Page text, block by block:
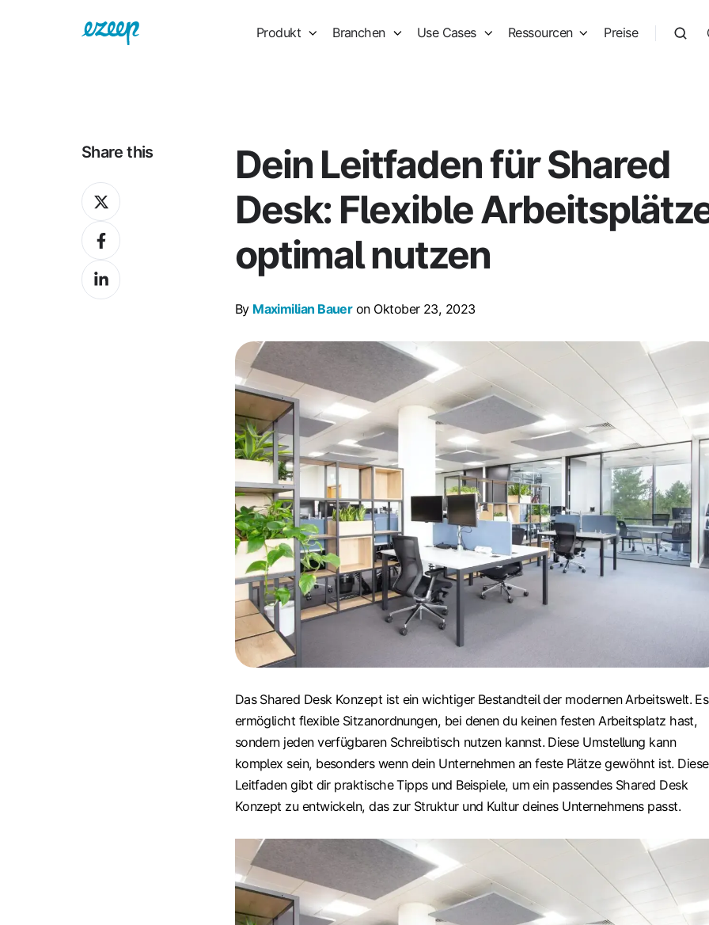
Produkt Branchen Use Cases Ressourcen Preise
Dein Leitfaden für Shared
Desk: Flexible
optimal nutzen
By Maximilian Baueron Oktober 23, 2023
Das Shared Desk Konzept ist ein wichtiger Bestandteil der modernen Arbeitswelt. Es
ermöglicht flexible Sitzanordnungen, bei denen du keinen festen Arbeitsplatz hast,
sondern jeden verfügbaren Schreibtisch nutzen kannst. Diese Umstellung kann
komplex sein, besonders wenn dein Unternehmen an feste Plätze gewöhnt ist.
Leitfaden gibt dir praktische Tipps und Beispiele, um ein passendes Shared Desk
Konzept zu entwickeln, das zur Struktur und Kultur deines Unternehmens passt.
Share this
Share
on
XShare
on
Facebook
Share
on